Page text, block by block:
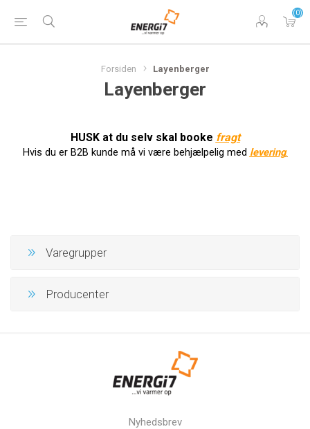
(0)
Forsiden Layenberger
Layenberger
HUSK at du selv skal booke fragt
Hvis du er B2B kunde må vi være behjælpelig med levering.
Varegrupper
Producenter
Nyhedsbrev